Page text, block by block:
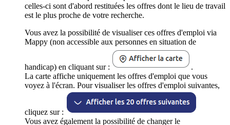
celles-ci sont d'abord restituées les offres dont le lieu de travail
est le plus proche de votre recherche.
Vous avez la possibilité de visualiser ces offres d'emploi via
Mappy (non accessible aux personnes en situation de
handicap) en cliquant sur :
.
La carte affiche uniquement les offres d'emploi que vous
voyez à l'écran. Pour visualiser les offres d'emploi suivantes,
cliquez sur :
Vous avez également la possibilité de changer le